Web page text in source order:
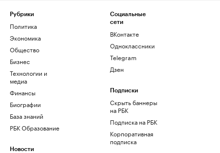
Рубрики
Политика
Экономика
Общество
Бизнес
Технологии и
медиа
Финансы
Биографии
База знаний
РБК Образование
Новости
Социальные
сети
ВКонтакте
Одноклассники
Telegram
Дзен
Подписки
Скрыть баннеры
на РБК
Подписка на РБК
Корпоративная
подписка